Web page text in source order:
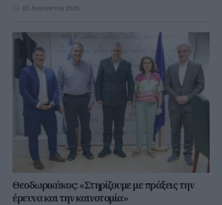
05 Αυγούστου 2026
Θεοδωρικάκος: «Στηρίζουμε με πράξεις την
έρευνα και την καινοτομία»